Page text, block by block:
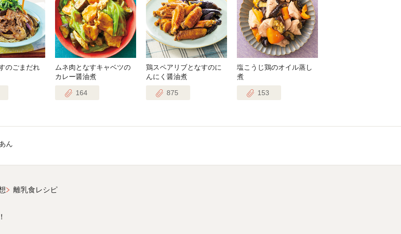
のごまだれ
ムネ肉となすキャベツの
カレー醤油煮
164
鶏スペアリブとなすのに
んにく醤油煮
875
塩こうじ鶏のオイル蒸し
煮
153
ん
離乳食レシピ